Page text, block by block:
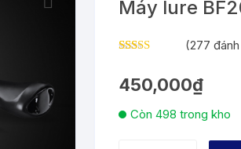
Máy lure
dựa
đánh
giá
(277
450,000₫
Còn 498 trong kho